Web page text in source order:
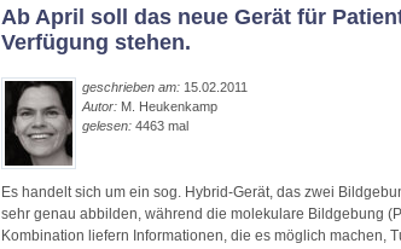
Ab April soll das neue Gerät für
Verfügung stehen.
geschrieben am: 15.02.2011
Autor: M. Heukenkamp
gelesen: 4463 mal
Es handelt sich um ein sog. Hybrid-Gerät, das zwei
sehr genau abbilden, während die molekulare Bildgebung
Kombination liefern Informationen, die es möglich machen,